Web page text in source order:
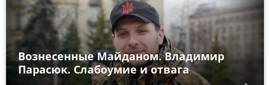
Вознесенные Майданом. Владимир
Парасюк. Слабоумие и отвага